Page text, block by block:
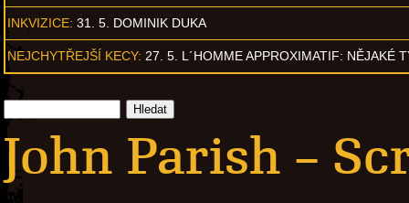
INKVIZICE: 31. 5. DOMINIK DUKA
NEJCHYTŘEJŠÍ KECY: 27. 5. L´HOMME APPROXIMATIF: NĚJAKÉ
John Parish –